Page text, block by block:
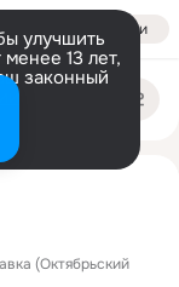
Войти
улучшить
13 лет,
законный
(Октябрьский